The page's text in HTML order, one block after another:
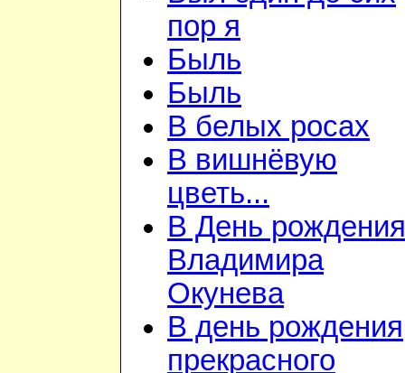
пор я
Быль
Быль
В белых росах
В вишнёвую
цветь...
В День рождения
Владимира
Окунева
В день рождения
прекрасного